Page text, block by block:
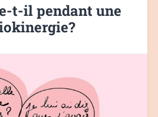
t-il pendant une